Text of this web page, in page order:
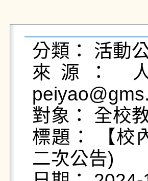
分類： 活動
來源：
對象： 全校
標題： 【校
二次公告)